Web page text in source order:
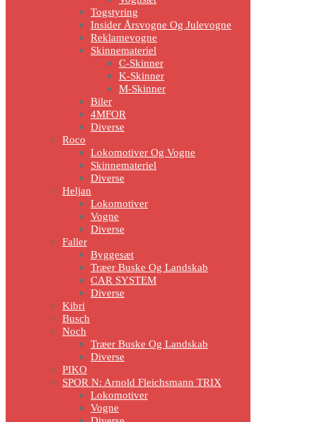
Togstyring
Insider Årsvogne Og Julevogne
Reklamevogne
Skinnemateriel
C-Skinner
K-Skinner
M-Skinner
Biler
4MFOR
Diverse
Roco
Lokomotiver Og Vogne
Skinnemateriel
Diverse
Heljan
Lokomotiver
Vogne
Diverse
Faller
Byggesæt
Træer Buske Og Landskab
CAR SYSTEM
Diverse
Kibri
Busch
Noch
Træer Buske Og Landskab
Diverse
PIKO
SPOR N: Arnold Fleichsmann TRIX
Lokomotiver
Vogne